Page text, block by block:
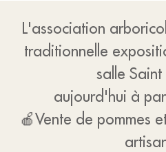
L'association
traditionnelle
salle
aujourd'hui à
🍎Vente de pommes